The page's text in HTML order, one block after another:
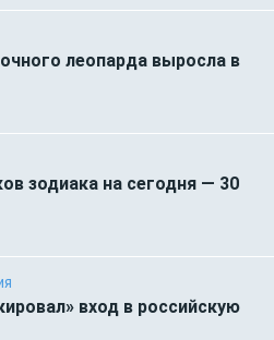
леопарда выросла в
зодиака на сегодня — 30
вход в российскую